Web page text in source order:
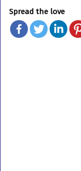
Spread the love